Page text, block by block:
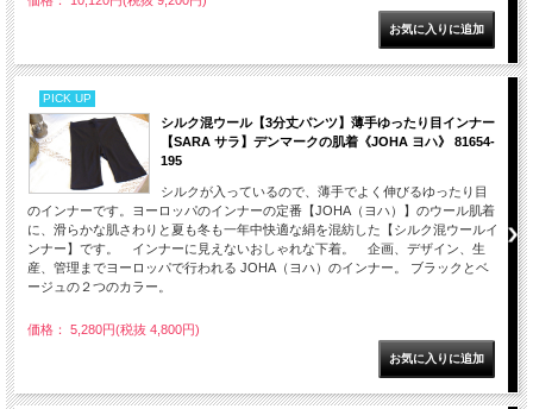
PICK UP
シルク混ウール【3分丈パンツ】薄手ゆったり目インナー
【SARA サラ】デンマークの肌着《JOHA ヨハ》 81654-
195
シルクが入っているので、薄手でよく伸びるゆったり目
のインナーです。ヨーロッパのインナーの定番【JOHA（ヨハ）】のウール肌着
に、滑らかな肌さわりと夏も冬も一年中快適な絹を混紡した【シルク混ウールイ
ンナー】です。 インナーに見えないおしゃれな下着。 企画、デザイン、生
産、管理までヨーロッパで行われる JOHA（ヨハ）のインナー。 ブラックとベ
ージュの２つのカラー。
価格： 5,280円(税抜 4,800円)